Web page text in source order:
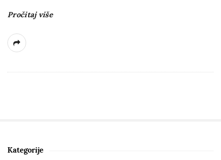
Pročitaj više
S
Kategorije